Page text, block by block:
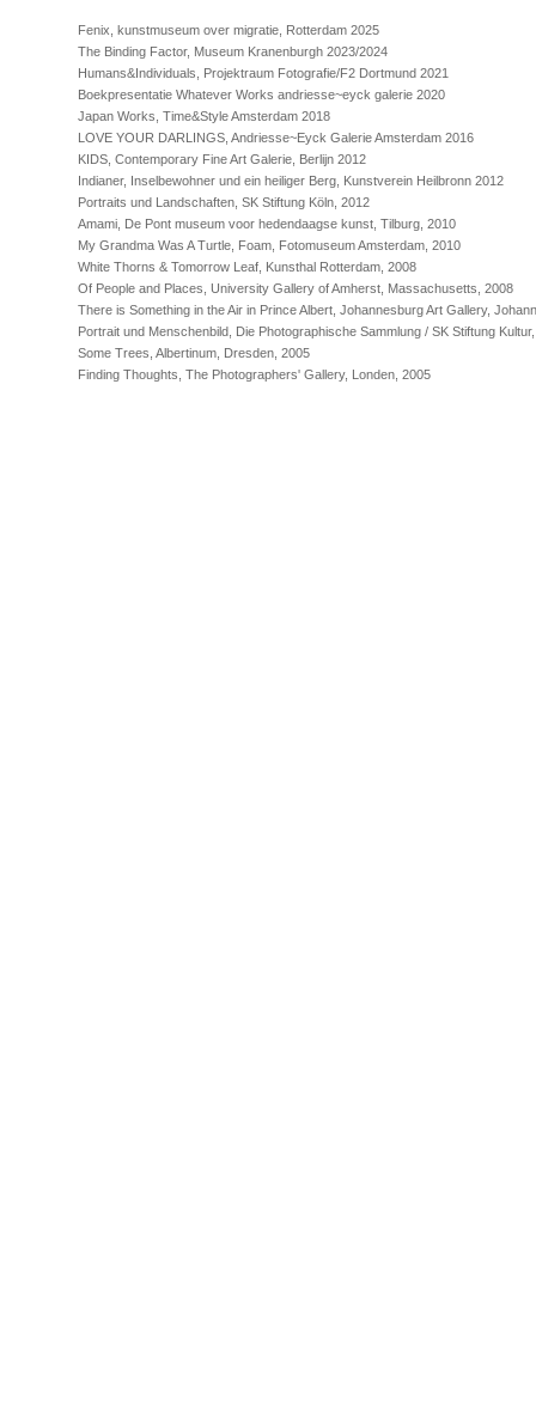
Fenix, kunstmuseum over migratie, Rotterdam 2025
The Binding Factor, Museum Kranenburgh 2023/2024
Humans&Individuals, Projektraum Fotografie/F2 Dortmund 2021
Boekpresentatie Whatever Works andriesse~eyck galerie 2020
Japan Works, Time&Style Amsterdam 2018
LOVE YOUR DARLINGS, Andriesse~Eyck Galerie Amsterdam 2016
KIDS, Contemporary Fine Art Galerie, Berlijn 2012
Indianer, Inselbewohner und ein heiliger Berg, Kunstverein Heilbronn 2012
Portraits und Landschaften, SK Stiftung Köln, 2012
Amami, De Pont museum voor hedendaagse kunst, Tilburg, 2010
My Grandma Was A Turtle, Foam, Fotomuseum Amsterdam, 2010
White Thorns & Tomorrow Leaf, Kunsthal Rotterdam, 2008
Of People and Places, University Gallery of Amherst, Massachusetts, 2008
There is Something in the Air in Prince Albert, Johannesburg Art Gallery,
Portrait und Menschenbild, Die Photographische Sammlung / SK Stiftung
Some Trees, Albertinum, Dresden, 2005
Finding Thoughts, The Photographers' Gallery, Londen, 2005